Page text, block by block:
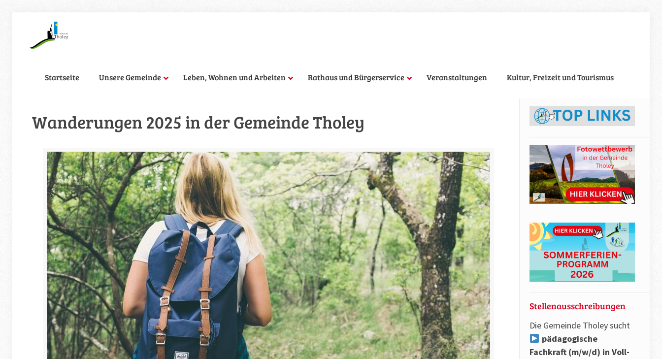
Startseite Unsere Gemeinde Leben, Wohnen und Arbeiten Rathaus und Bürgerservice Veranstaltungen Kultur, Freizeit und Tourismus
Wanderungen 2025 in der Gemeinde Tholey
Stellenausschreibungen
Die Gemeinde Tholey sucht
pädagogische
Fachkraft (m/w/d) in Voll-